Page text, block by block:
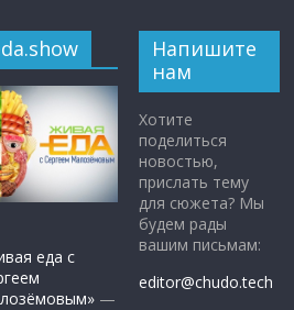
еда с
—
Напишите
нам
Хотите
поделиться
новостью,
прислать тему
для сюжета? Мы
будем рады
вашим письмам:
editor@chudo.tech